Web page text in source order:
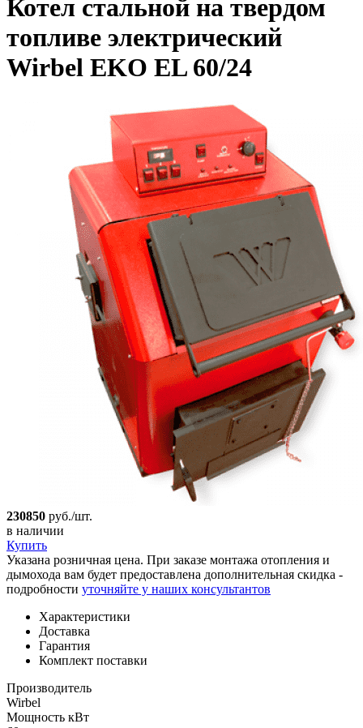
Котел стальной на твердом
топливе электрический
Wirbel EKO EL 60/24
230850 руб./шт.
в наличии
Купить
Указана розничная цена. При заказе монтажа отопления и
дымохода вам будет предоставлена дополнительная скидка -
подробности уточняйте у наших консультантов
Характеристики
Доставка
Гарантия
Комплект поставки
Производитель
Wirbel
Мощность кВт